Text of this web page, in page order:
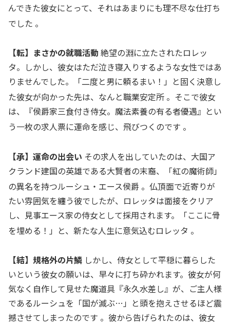
んできた彼女にとって、それはあまりにも理不尽な仕打ち
でした 。
【転】まさかの就職活動 絶望の淵に立たされたロレッ
タ。しかし、彼女はただ泣き寝入りするような女性ではあ
りませんでした。「二度と男に頼るまい！」と固く決意し
た彼女が向かった先は、なんと職業安定所 。そこで彼女
は、『侯爵家三食付き侍女。魔法素養の有る者優遇』とい
う一枚の求人票に運命を感じ、飛びつくのです 。
【承】運命の出会い その求人を出していたのは、大国ア
クランド建国の英雄である大賢者の末裔、「紅の魔術師」
の異名を持つルーシュ・エース侯爵 。仏頂面で近寄りが
たい雰囲気を纏う彼でしたが、ロレッタは面接をクリア
し、見事エース家の侍女として採用されます。「ここに骨
を埋める！」と、新たな人生に意気込むロレッタ 。
【結】規格外の片鱗 しかし、侍女として平穏に暮らした
いという彼女の願いは、早々に打ち砕かれます。彼女が何
気なく自作して見せた魔道具『永久水差し』が、ご主人様
であるルーシュを「国が滅ぶ…」と頭を抱えさせるほど震
撼させてしまったのです 。彼から告げられたのは、彼女